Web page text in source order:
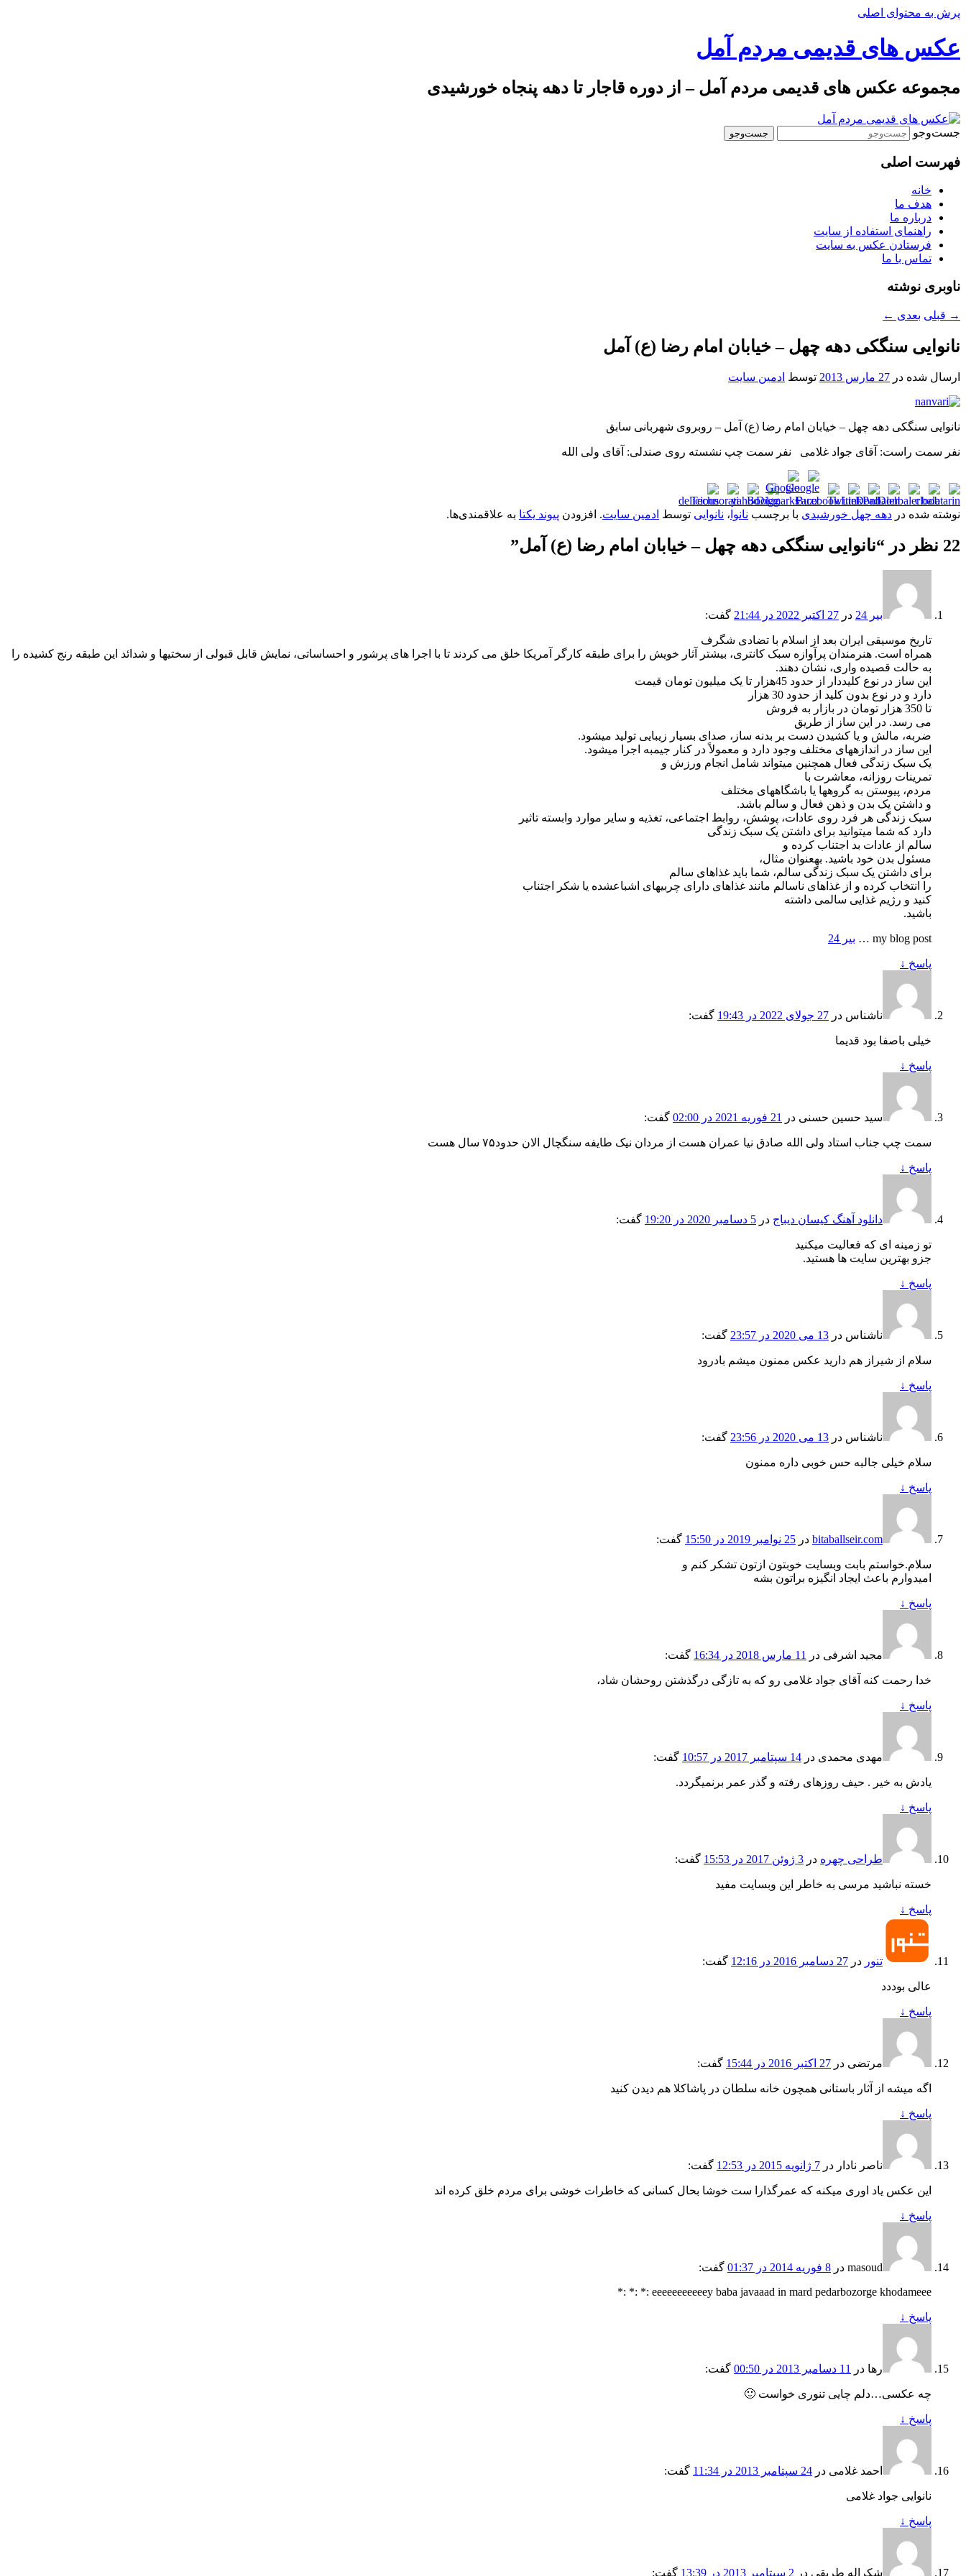
پرش به محتوای اصلی
عکس های قدیمی مردم آمل
مجموعه عکس های قدیمی مردم آمل – از دوره قاجار تا دهه پنجاه خورشیدی
جست‌وجو
فهرست اصلی
خانه
هدف ما
درباره ما
راهنمای استفاده از سایت
فرستادن عکس به سایت
تماس با ما
ناوبری نوشته
→ قبلی بعدی ←
نانوایی سنگکی دهه چهل – خیابان امام رضا (ع) آمل
ارسال شده در 27 مارس 2013 توسط ادمین سایت
نانوایی سنگکی دهه چهل – خیابان امام رضا (ع) آمل – روبروی شهربانی سابق
نفر سمت راست: آقای جواد غلامی نفر سمت چپ نشسته روی صندلی: آقای ولی الله
نوشته شده در دهه چهل خورشیدی با برچسب نانوا ، نانوایی توسط ادمین سایت. افزودن پیوند یکتا به علاقمندی‌ها.
22 نظر در “ نانوایی سنگکی دهه چهل – خیابان امام رضا (ع) آمل”
بیر 24 در 27 اکتبر 2022 در 21:44 گفت:
تاریخ موسیقی ایران بعد از اسلام با تضادی شگرف
همراه است. هنرمندان پرآوازه سبک کانتری، بیشتر آثار خویش را برای طبقه کارگر آمریکا خلق می کردند تا با اجرا های پرشور و احساساتی، نمایش قابل قبولی از سختیها و شدائد این طبقه رنج کشیده را
به حالت قصیده واری، نشان دهند.
این ساز در نوع کلیددار از حدود 45هزار تا یک میلیون تومان قیمت
دارد و در نوع بدون کلید از حدود 30 هزار
تا 350 هزار تومان در بازار به فروش
می رسد. در این ساز از طریق
ضربه، مالش و یا کشیدن دست بر بدنه ساز، صدای بسیار زیبایی تولید میشود.
این ساز در اندازههای مختلف وجود دارد و معمولاً در کنار جیمبه اجرا میشود.
یک سبک زندگی فعال همچنین میتواند شامل انجام ورزش و
تمرینات روزانه، معاشرت با
مردم، پیوستن به گروهها یا باشگاههای مختلف
و داشتن یک بدن و ذهن فعال و سالم باشد.
سبک زندگی هر فرد روی عادات، پوشش، روابط اجتماعی، تغذیه و سایر موارد وابسته تاثیر
دارد که شما میتوانید برای داشتن یک سبک زندگی
سالم از عادات بد اجتناب کرده و
مسئول بدن خود باشید. بهعنوان مثال،
برای داشتن یک سبک زندگی سالم، شما باید غذاهای سالم
را انتخاب کرده و از غذاهای ناسالم مانند غذاهای دارای چربیهای اشباعشده یا شکر اجتناب
کنید و رژیم غذایی سالمی داشته
باشید.
my blog post … بیر 24
پاسخ ↓
ناشناس در 27 جولای 2022 در 19:43 گفت:
خیلی باصفا بود قدیما
پاسخ ↓
سید حسین حسنی در 21 فوریه 2021 در 02:00 گفت:
سمت چپ جناب استاد ولی الله صادق نیا عمران هست از مردان نیک طایفه سنگچال الان حدود۷۵ سال هست
پاسخ ↓
دانلود آهنگ کیسان دیباج در 5 دسامبر 2020 در 19:20 گفت:
تو زمینه ای که فعالیت میکنید
جزو بهترین سایت ها هستید.
پاسخ ↓
ناشناس در 13 می 2020 در 23:57 گفت:
سلام از شیراز هم دارید عکس ممنون میشم بادرود
پاسخ ↓
ناشناس در 13 می 2020 در 23:56 گفت:
سلام خیلی جالبه حس خوبی داره ممنون
پاسخ ↓
bitaballseir.com در 25 نوامبر 2019 در 15:50 گفت:
سلام.خواستم بابت وبسایت خوبتون ازتون تشکر کنم و
امیدوارم باعث ایجاد انگیزه براتون بشه
پاسخ ↓
مجید اشرفی در 11 مارس 2018 در 16:34 گفت:
خدا رحمت کنه آقای جواد غلامی رو که به تازگی درگذشتن روحشان شاد،
پاسخ ↓
مهدی محمدی در 14 سپتامبر 2017 در 10:57 گفت:
یادش به خیر . حیف روزهای رفته و گذر عمر برنمیگردد.
پاسخ ↓
طراحی چهره در 3 ژوئن 2017 در 15:53 گفت:
خسته نباشید مرسی به خاطر این وبسایت مفید
پاسخ ↓
تنور در 27 دسامبر 2016 در 12:16 گفت:
عالی بوددد
پاسخ ↓
مرتضی در 27 اکتبر 2016 در 15:44 گفت:
اگه میشه از آثار باستانی همچون خانه سلطان در پاشاکلا هم دیدن کنید
پاسخ ↓
ناصر نادار در 7 ژانویه 2015 در 12:53 گفت:
این عکس یاد اوری میکنه که عمرگذارا ست خوشا بحال کسانی که خاطرات خوشی برای مردم خلق کرده اند
پاسخ ↓
masoud در 8 فوریه 2014 در 01:37
گفت:
eeeeeeeeeeey baba javaaad in mard pedarbozorge khodameee :* :* :*
پاسخ ↓
رها در 11 دسامبر 2013 در 00:50 گفت:
چه عکسی…دلم چایی تنوری خواست 🙂
پاسخ ↓
احمد غلامی در 24 سپتامبر 2013 در 11:34 گفت:
نانوایی جواد غلامی
پاسخ ↓
شکراله طریقی در 2 سپتامبر 2013 در 13:39 گفت: